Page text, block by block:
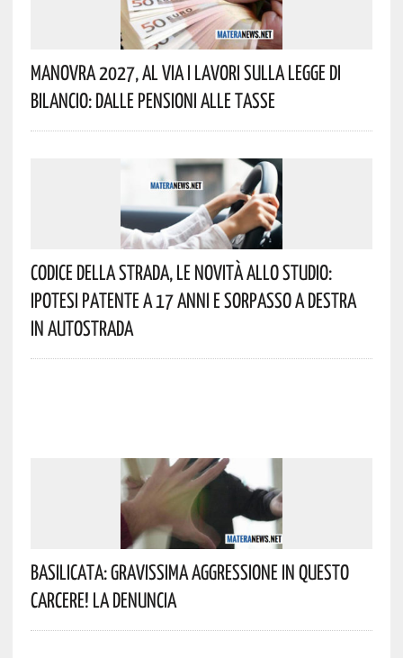
Manovra 2027, Al Via I Lavori Sulla Legge Di
Bilancio: Dalle Pensioni Alle Tasse
Codice Della Strada, Le Novità Allo Studio:
Ipotesi Patente A 17 Anni E Sorpasso A Destra
In Autostrada
Basilicata: Gravissima Aggressione In Questo
Carcere! La Denuncia